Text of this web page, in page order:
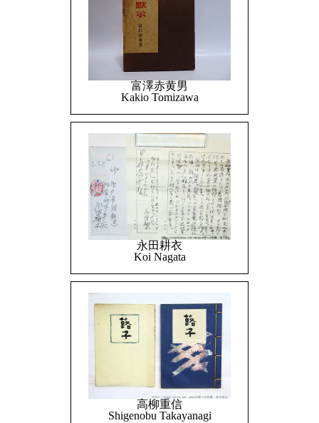
富澤赤黄男
Kakio Tomizawa
永田耕衣
Koi Nagata
高柳重信
Shigenobu Takayanagi